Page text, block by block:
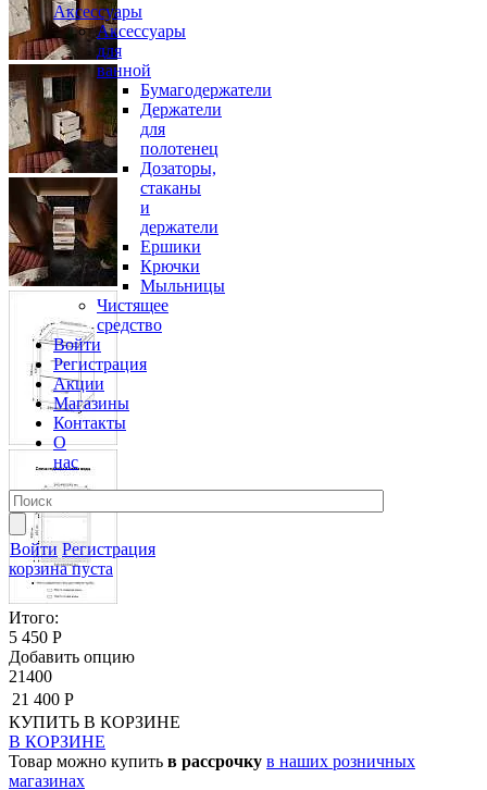
Аксессуары
Аксессуары
для
ванной
Бумагодержатели
Держатели
для
полотенец
Дозаторы,
стаканы
и
держатели
Ершики
Крючки
Мыльницы
Чистящее
средство
Войти
Регистрация
Акции
Магазины
Контакты
О
нас
Войти Регистрация
корзина пуста
Итого:
5 450 Р
Добавить опцию
21400
21 400 Р
КУПИТЬ В КОРЗИНЕ
В КОРЗИНЕ
Товар можно купить в рассрочку в наших розничных
магазинах